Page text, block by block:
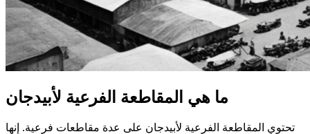
ما هي المقاطعة الفرعية لأبيدجان
تحتوي المقاطعة الفرعية لأبيدجان على عدة مقاطعات فرعية. إنها